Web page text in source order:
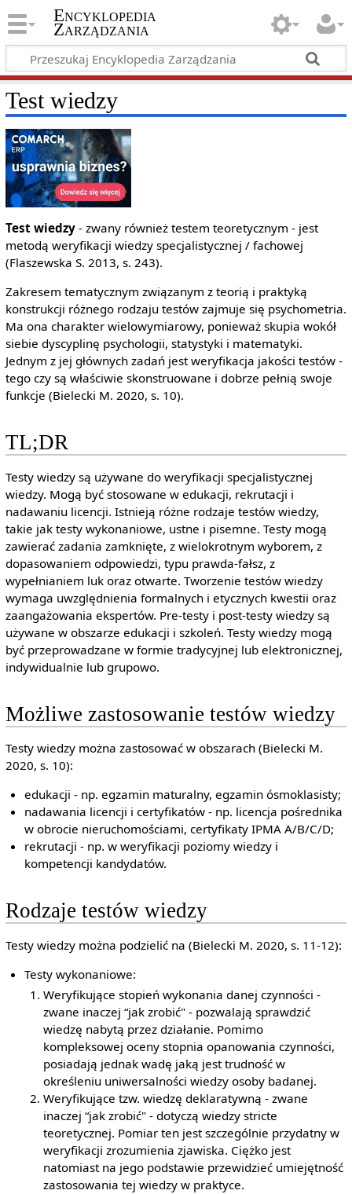
Encyklopedia
Zarządzania
Test wiedzy
Test wiedzy- zwany również testem teoretycznym - jest
metodą weryfikacji wiedzy specjalistycznej / fachowej
(Flaszewska S. 2013, s. 243).
Zakresem tematycznym związanym z teorią i praktyką
konstrukcji różnego rodzaju testów zajmuje się psychometria.
Ma ona charakter wielowymiarowy, ponieważ skupia wokół
siebie dyscyplinę psychologii, statystyki i matematyki.
Jednym z jej głównych zadań jest weryfikacja jakości testów -
tego czy są właściwie skonstruowane i dobrze pełnią swoje
funkcje (Bielecki M. 2020, s. 10).
TL;DR
Testy wiedzy są używane do weryfikacji specjalistycznej
wiedzy. Mogą być stosowane w edukacji, rekrutacji i
nadawaniu licencji. Istnieją różne rodzaje testów wiedzy,
takie jak testy wykonaniowe, ustne i pisemne. Testy mogą
zawierać zadania zamknięte, z wielokrotnym wyborem, z
dopasowaniem odpowiedzi, typu prawda-fałsz, z
wypełnianiem luk oraz otwarte. Tworzenie testów wiedzy
wymaga uwzględnienia formalnych i etycznych kwestii oraz
zaangażowania ekspertów. Pre-testy i post-testy wiedzy są
używane w obszarze edukacji i szkoleń. Testy wiedzy mogą
być przeprowadzane w formie tradycyjnej lub elektronicznej,
indywidualnie lub grupowo.
Możliwe zastosowanie testów wiedzy
Testy wiedzy można zastosować w obszarach (Bielecki M.
2020, s. 10):
edukacji - np. egzamin maturalny, egzamin ósmoklasisty;
nadawania licencji i certyfikatów - np. licencja pośrednika
w obrocie nieruchomościami, certyfikaty IPMA A/B/C/D;
rekrutacji - np. w weryfikacji poziomy wiedzy i
kompetencji kandydatów.
Rodzaje testów wiedzy
Testy wiedzy można podzielić na (Bielecki M. 2020, s. 11-12):
Testy wykonaniowe:
Weryfikujące stopień wykonania danej czynności -
zwane inaczej “jak zrobić" - pozwalają sprawdzić
wiedzę nabytą przez działanie. Pomimo
kompleksowej oceny stopnia opanowania czynności,
posiadają jednak wadę jaką jest trudność w
określeniu uniwersalności wiedzy osoby badanej.
Weryfikujące tzw. wiedzę deklaratywną - zwane
inaczej “jak zrobić" - dotyczą wiedzy stricte
teoretycznej. Pomiar ten jest szczególnie przydatny w
weryfikacji zrozumienia zjawiska. Ciężko jest
natomiast na jego podstawie przewidzieć umiejętność
zastosowania tej wiedzy w praktyce.